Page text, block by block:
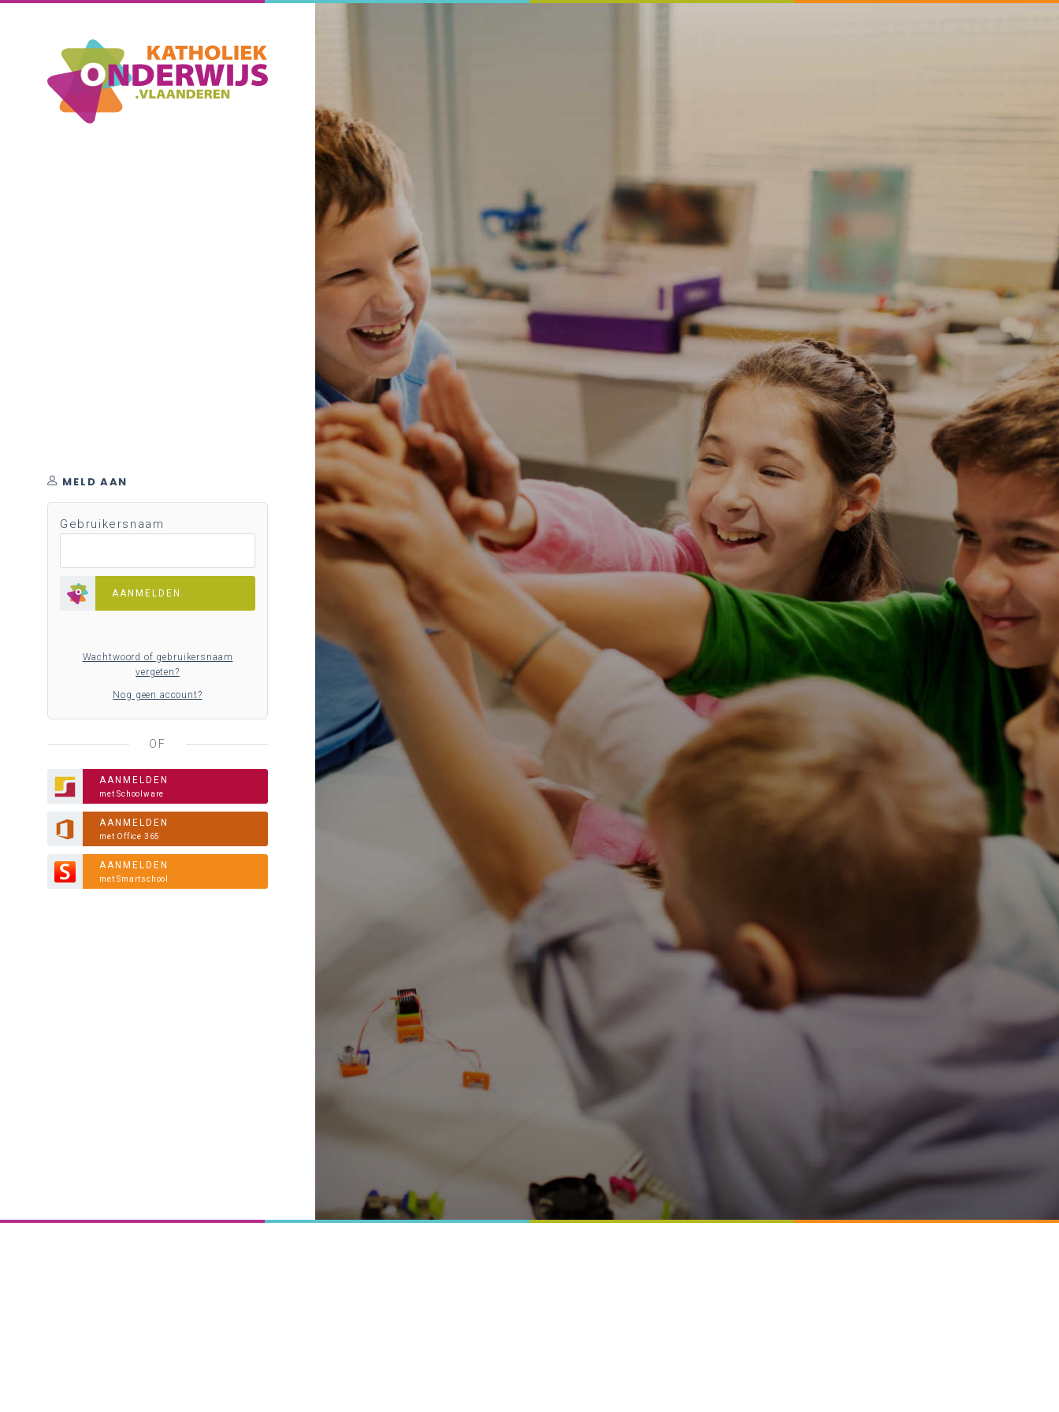
MELD AAN
Gebruikersnaam
AANMELDEN
Wachtwoord of gebruikersnaam
vergeten?
Nog geen account?
OF
AANMELDEN
met Schoolware
AANMELDEN
met Office 365
AANMELDEN
met Smartschool